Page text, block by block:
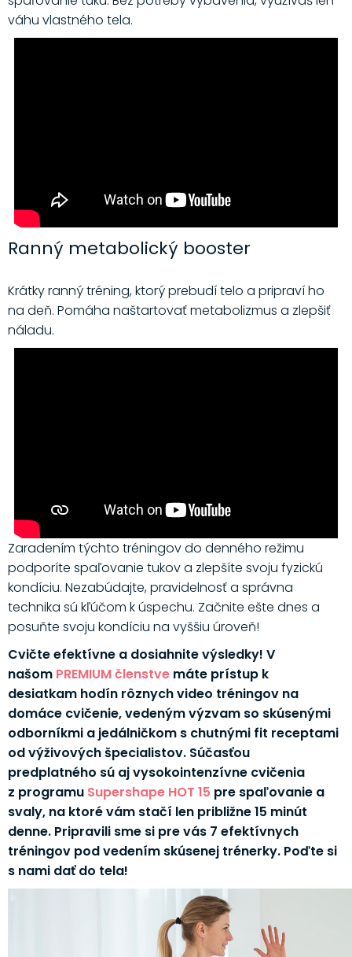
váhu vlastného tela.
Ranný metabolický booster
Krátky ranný tréning, ktorý prebudí telo a pripraví ho
na deň. Pomáha naštartovať metabolizmus a zlepšiť
náladu.
Zaradením týchto tréningov do denného režimu
podporíte spaľovanie tukov a zlepšíte svoju fyzickú
kondíciu. Nezabúdajte, pravidelnosť a správna
technika sú kľúčom k úspechu. Začnite ešte dnes a
posuňte svoju kondíciu na vyššiu úroveň!
Cvičte efektívne a dosiahnite výsledky! V
našom PREMIUM členstvemáte prístup k
desiatkam hodín rôznych video tréningov na
domáce cvičenie, vedeným výzvam so skúsenými
odborníkmi a jedálničkom s chutnými fit receptami
od výživových špecialistov. Súčasťou
predplatného sú aj vysokointenzívne cvičenia
z programu Supershape HOT 15 pre spaľovanie a
svaly, na ktoré vám stačí len približne 15 minút
denne. Pripravili sme si pre vás 7 efektívnych
tréningov pod vedením skúsenej trénerky. Poďte si
s nami dať do tela!